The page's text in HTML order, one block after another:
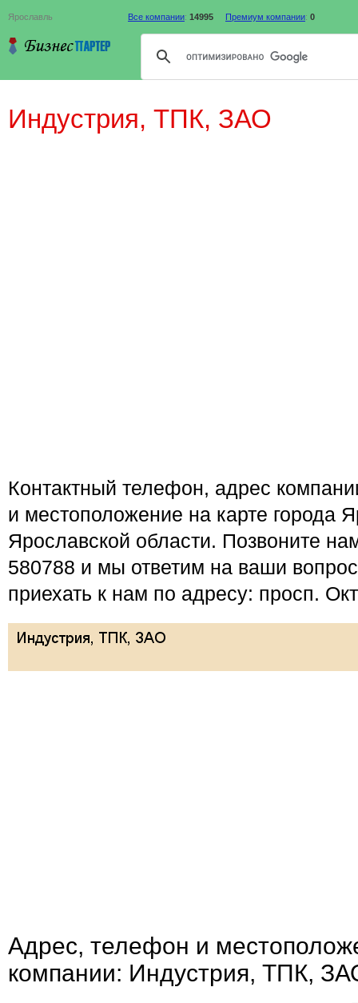
Ярославль Все компании: 14995 Премиум компании: 0
Индустрия, ТПК, ЗАО
Контактный телефон, адрес
и местоположение на карте города
Ярославской области. Позвоните
580788 и мы ответим на ваши
приехать к нам по адресу: просп.
Адрес, телефон и
компании: Индустрия, ТПК,